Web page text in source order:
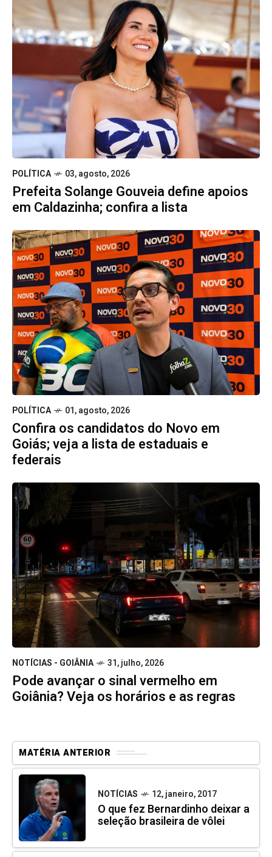
POLÍTICA 03, agosto, 2026
Prefeita Solange Gouveia define apoios
em Caldazinha; confira a lista
POLÍTICA 01, agosto, 2026
Confira os candidatos do Novo em
Goiás; veja a lista de estaduais e
federais
NOTÍCIAS - GOIÂNIA 31, julho, 2026
Pode avançar o sinal vermelho em
Goiânia? Veja os horários e as regras
MATÉRIA ANTERIOR
NOTÍCIAS 12, janeiro, 2017
O que fez Bernardinho deixar a
seleção brasileira de vôlei